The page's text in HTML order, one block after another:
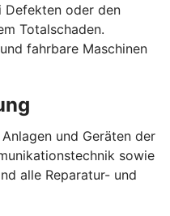
Defekten oder den
Totalschaden.
fahrbare Maschinen
und Geräten der
sowie
alle Reparatur- und